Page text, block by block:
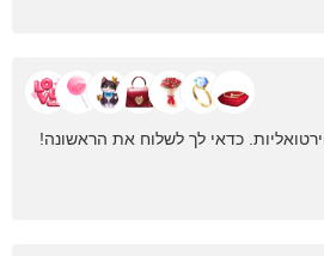
כדאי לך לשלוח את הראשונה!